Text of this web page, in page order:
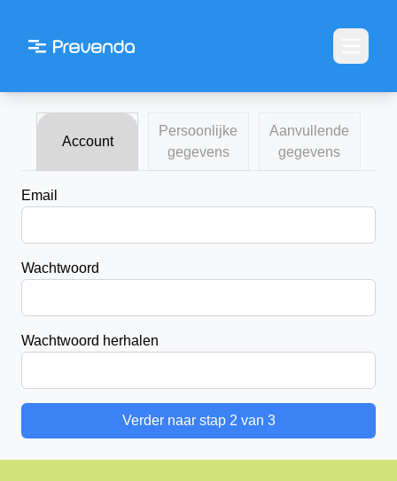
Account
Persoonlijke
gegevens
Aanvullende
gegevens
Email
Wachtwoord
Wachtwoord herhalen
Verder naar stap 2 van 3